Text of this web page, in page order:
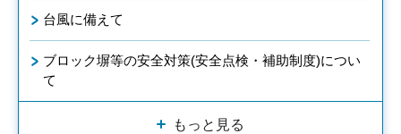
台風に備えて
ブロック塀等の安全対策(安全点検・補助制度)につい
て
もっと見る